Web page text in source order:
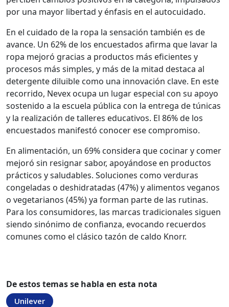
por una mayor libertad y énfasis en el autocuidado.
En el cuidado de la ropa la sensación también es de
avance. Un 62% de los encuestados afirma que lavar la
ropa mejoró gracias a productos más eficientes y
procesos más simples, y más de la mitad destaca al
detergente diluible como una innovación clave. En este
recorrido, Nevex ocupa un lugar especial con su apoyo
sostenido a la escuela pública con la entrega de túnicas
y la realización de talleres educativos. El 86% de los
encuestados manifestó conocer ese compromiso.
En alimentación, un 69% considera que cocinar y comer
mejoró sin resignar sabor, apoyándose en productos
prácticos y saludables. Soluciones como verduras
congeladas o deshidratadas (47%) y alimentos veganos
o vegetarianos (45%) ya forman parte de las rutinas.
Para los consumidores, las marcas tradicionales siguen
siendo sinónimo de confianza, evocando recuerdos
comunes como el clásico tazón de caldo Knorr.
De estos temas se habla en esta nota
Unilever